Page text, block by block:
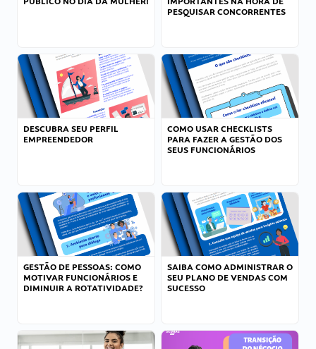
PESQUISAR CONCORRENTES
DESCUBRA SEU PERFIL
EMPREENDEDOR
COMO USAR CHECKLISTS
PARA FAZER A GESTÃO DOS
SEUS FUNCIONÁRIOS
GESTÃO DE PESSOAS: COMO
MOTIVAR FUNCIONÁRIOS E
DIMINUIR A ROTATIVIDADE?
SAIBA COMO ADMINISTRAR O
SEU PLANO DE VENDAS COM
SUCESSO